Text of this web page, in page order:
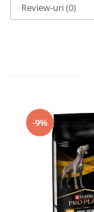
Review-uri(0)
-9%